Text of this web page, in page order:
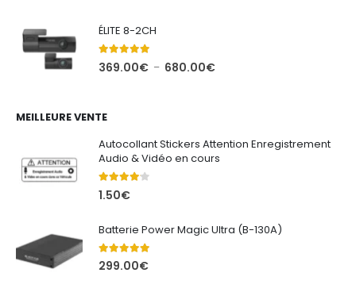
622.00€
ÉLITE 8-2CH
5.00out of 5
369.00€ – 680.00€Plage
680.00€
MEILLEURE VENTE
Autocollant Stickers Attention Enregistrement
Audio & Vidéo en cours
4.00out of 5
1.50€
Batterie Power Magic Ultra (B-130A)
5.00out of 5
299.00€